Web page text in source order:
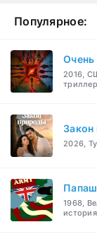
Популярное:
Очень
2016,
2026,
1968,
история